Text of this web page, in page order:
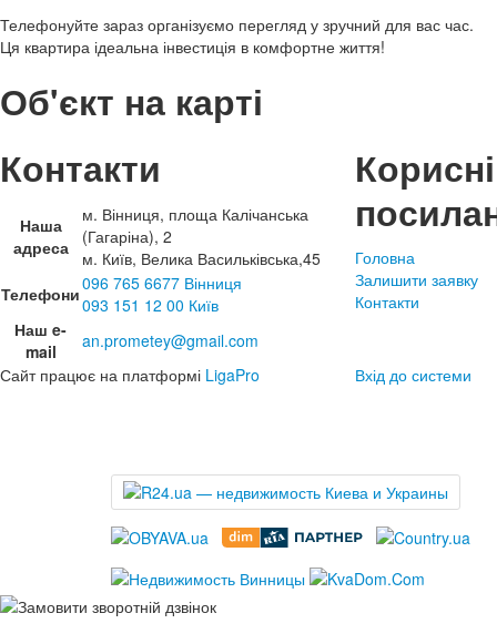
Телефонуйте зараз організуємо перегляд у зручний для вас час.
Ця квартира ідеальна інвестиція в комфортне життя!
Об'єкт на карті
Контакти
Наша
адреса
м. Вінниця, площа Калічанська
(Гагаріна), 2
м. Київ, Велика Васильківська,45
Телефони096 765 6677 Вінниця
093 151 12 00 Київ
Наш e-
mail
an.prometey@gmail.com
Корисні
Головна
Залишити заявку
Контакти
Сайт працює на платформі LigaPro Вхід до системи